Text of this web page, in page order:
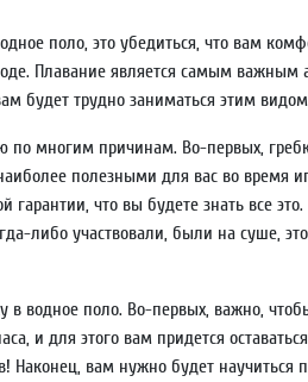
поло, это убедиться, что вам
Плавание является самым важным
будет трудно заниматься этим
многим причинам. Во-первых,
полезными для вас во время
что вы будете знать все
либо участвовали, были на суше,
в водное поло. Во-первых, важно,
и для этого вам придется
Наконец, вам нужно будет